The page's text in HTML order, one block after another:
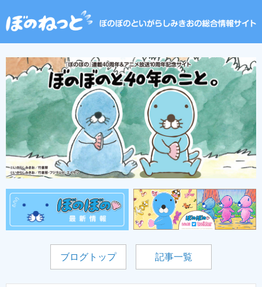
ブログトップ 記事一覧